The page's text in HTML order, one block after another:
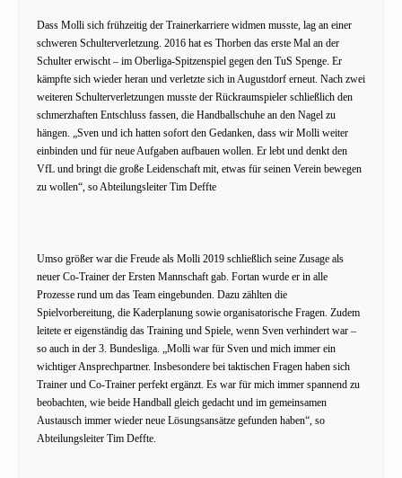
Dass Molli sich frühzeitig der Trainerkarriere widmen musste, lag an einer
schweren Schulterverletzung. 2016 hat es Thorben das erste Mal an der
Schulter erwischt – im Oberliga-Spitzenspiel gegen den TuS Spenge. Er
kämpfte sich wieder heran und verletzte sich in Augustdorf erneut. Nach zwei
weiteren Schulterverletzungen musste der Rückraumspieler schließlich den
schmerzhaften Entschluss fassen, die Handballschuhe an den Nagel zu
hängen. „Sven und ich hatten sofort den Gedanken, dass wir Molli weiter
einbinden und für neue Aufgaben aufbauen wollen. Er lebt und denkt den
VfL und bringt die große Leidenschaft mit, etwas für seinen Verein bewegen
zu wollen“, so Abteilungsleiter Tim Deffte
Umso größer war die Freude als Molli 2019 schließlich seine Zusage als
neuer Co-Trainer der Ersten Mannschaft gab. Fortan wurde er in alle
Prozesse rund um das Team eingebunden. Dazu zählten die
Spielvorbereitung, die Kaderplanung sowie organisatorische Fragen. Zudem
leitete er eigenständig das Training und Spiele, wenn Sven verhindert war –
so auch in der 3. Bundesliga. „Molli war für Sven und mich immer ein
wichtiger Ansprechpartner. Insbesondere bei taktischen Fragen haben sich
Trainer und Co-Trainer perfekt ergänzt. Es war für mich immer spannend zu
beobachten, wie beide Handball gleich gedacht und im gemeinsamen
Austausch immer wieder neue Lösungsansätze gefunden haben“, so
Abteilungsleiter Tim Deffte.